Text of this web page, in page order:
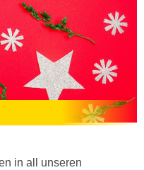
in all unseren